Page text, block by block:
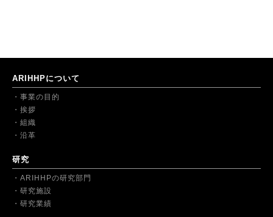
ARIHHPについて
事業の目的
挨拶
組織
沿革
研究
ARIHHPの研究部門
研究施設
研究業績